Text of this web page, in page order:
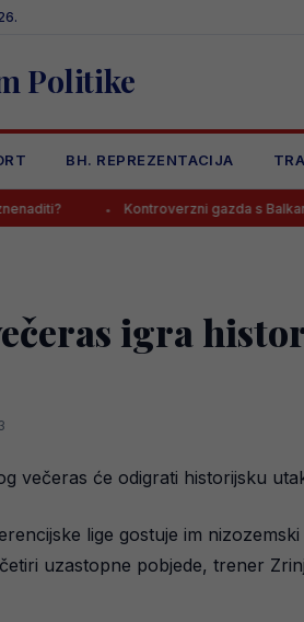
Politike
BH. REPREZENTACIJA
Kontroverzni gazda s Balkana o Jovi
igra
večeras će odigrati historijsku
lige gostuje im
uzastopne pobjede, trener